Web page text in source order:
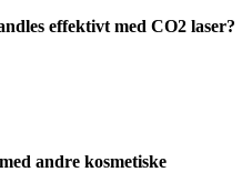
effektivt med CO2 laser?
andre kosmetiske